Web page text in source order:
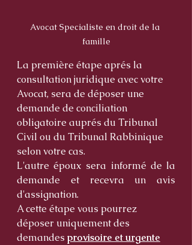
Avocat Specialiste en droit de la
famille
La première étape aprés la
consultation juridique avec votre
Avocat, sera de déposer une
demande de conciliation
obligatoire auprés du Tribunal
Civil ou du Tribunal Rabbinique
selon votre cas.
L'autre époux sera informé de la
demande et recevra un avis
d'assignation.
A cette étape vous pourrez
déposer uniquement des
demandes provisoire et urgente